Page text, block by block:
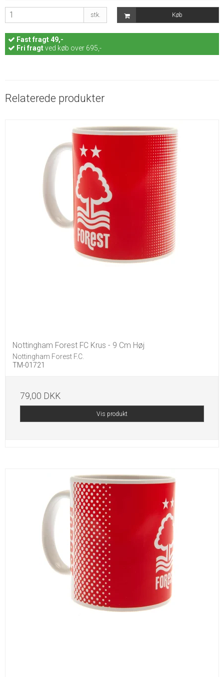
stk. Køb
Fastfragt 49,-
Fri fragtved køb over 695,-
Relaterede produkter
Nottingham Forest FC Krus - 9 Cm Høj
Nottingham Forest F.C.
TM-01721
79,00 DKK
Vis produkt